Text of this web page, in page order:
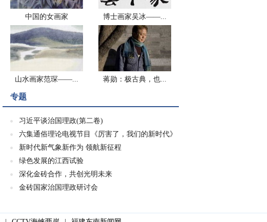
中国的女画家 博士画家吴冰——...
山水画家范琛——... 蒋勋：极古典，也...
专题
习近平谈治国理政(第二卷)
六集通俗理论电视节目《厉害了，我们的新时代》
新时代新气象新作为 领航新征程
绿色发展的江西试验
深化金砖合作，共创光明未来
金砖国家治国理政研讨会